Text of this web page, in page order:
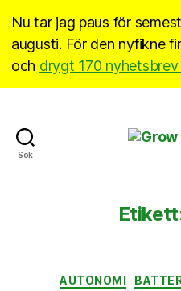
Nu tar jag paus för
augusti. För den nyfikne
och drygt 170 nyhetsbrev
Sök
AUTONOMI